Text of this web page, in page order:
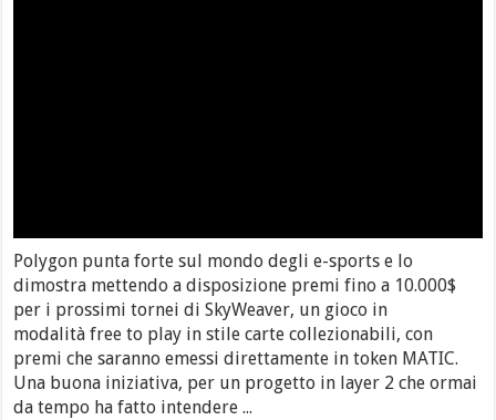
Polygon punta forte sul mondo degli e-sports e lo
dimostra mettendo a disposizione premi fino a 10.000$
per i prossimi tornei di SkyWeaver, un gioco in
modalità free to play in stile carte collezionabili, con
premi che saranno emessi direttamente in token MATIC.
Una buona iniziativa, per un progetto in layer 2 che ormai
da tempo ha fatto intendere ...